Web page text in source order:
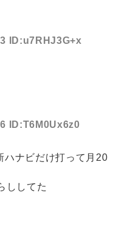
ID:u7RHJ3G+x
ID:T6M0Ux6z0
ハナビだけ打って月20
ししてた